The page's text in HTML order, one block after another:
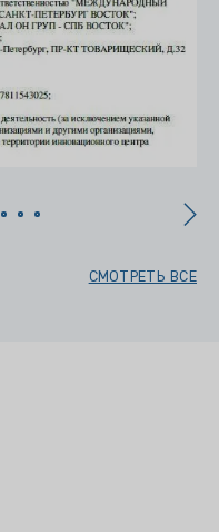
СМОТРЕТЬ ВСЕ